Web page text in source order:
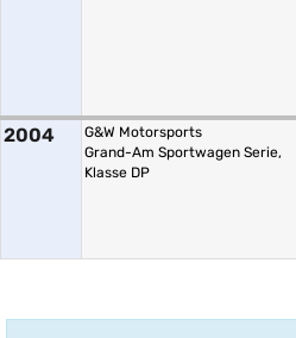
2004
G&W Motorsports
Grand-Am Sportwagen Serie,
Klasse DP